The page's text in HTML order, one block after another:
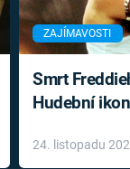
ZAJÍMAVOSTI
Smrt
Hudební
léky
24. listopadu